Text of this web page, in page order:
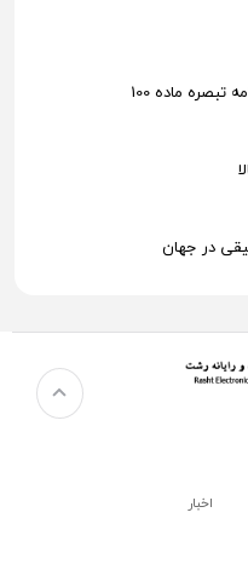
ماده 100
در جهان
اخبار